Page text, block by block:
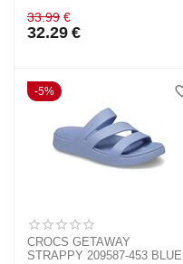
33.99 €
32.29 €
5%
CROCS GETAWAY
STRAPPY 209587-453 BLUE